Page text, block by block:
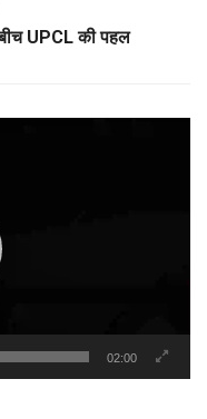
बीच UPCL की पहल
02:00